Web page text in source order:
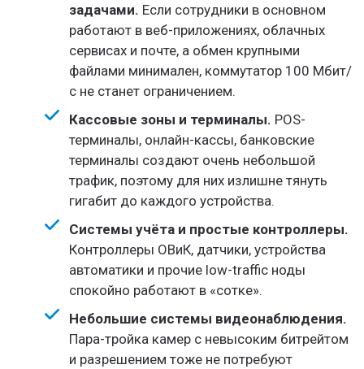
задачами. Если сотрудники в основном
работают в веб-приложениях, облачных
сервисах и почте, а обмен крупными
файлами минимален, коммутатор 100 Мбит/
с не станет ограничением.
Кассовые зоны и терминалы. POS-
терминалы, онлайн-кассы, банковские
терминалы создают очень небольшой
трафик, поэтому для них излишне тянуть
гигабит до каждого устройства.
Системы учёта и простые контроллеры.
Контроллеры ОВиК, датчики, устройства
автоматики и прочие low-traffic ноды
спокойно работают в «сотке».
Небольшие системы видеонаблюдения.
Пара-тройка камер с невысоким битрейтом
и разрешением тоже не потребуют